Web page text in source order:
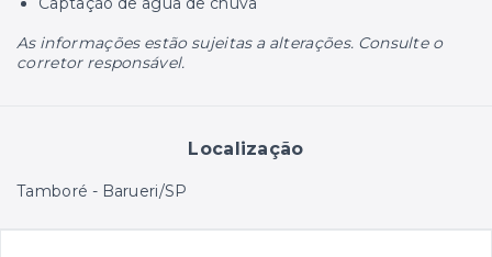
As informações estão sujeitas a alterações. Consulte o
corretor responsável.
Localização
Tamboré - Barueri/SP